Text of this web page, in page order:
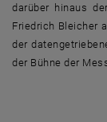
darüber hinaus
Friedrich Bleicher
der
der Bühne der